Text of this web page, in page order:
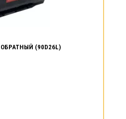
ОБРАТНЫЙ (90D26L)